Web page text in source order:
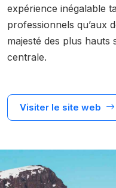
expérience inégalable
professionnels qu’aux
majesté des plus hauts
centrale.
Visiter le site web